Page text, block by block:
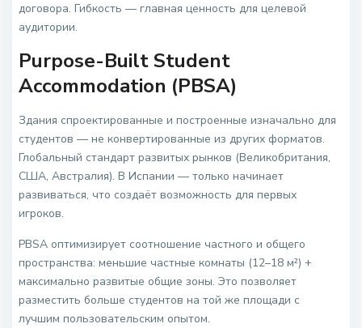
договора. Гибкость — главная ценность для целевой
аудитории.
Purpose-Built Student
Accommodation (PBSA)
Здания спроектированные и построенные изначально для
студентов — не конвертированные из других форматов.
Глобальный стандарт развитых рынков (Великобритания,
США, Австралия). В Испании — только начинает
развиваться, что создаёт возможность для первых
игроков.
PBSA оптимизирует соотношение частного и общего
пространства: меньшие частные комнаты (12–18 м²) +
максимально развитые общие зоны. Это позволяет
разместить больше студентов на той же площади с
лучшим пользовательским опытом.